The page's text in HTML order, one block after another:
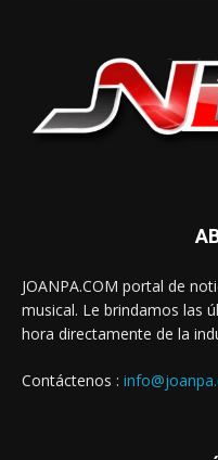
JOANPA.COM portal de
musical. Le brindamos las
hora directamente de la
Contáctenos :